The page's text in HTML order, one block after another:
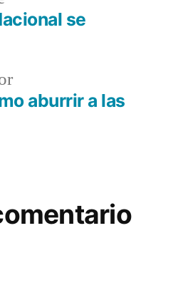
Entrada
anterior:
aburrir a las
siguiente:
se